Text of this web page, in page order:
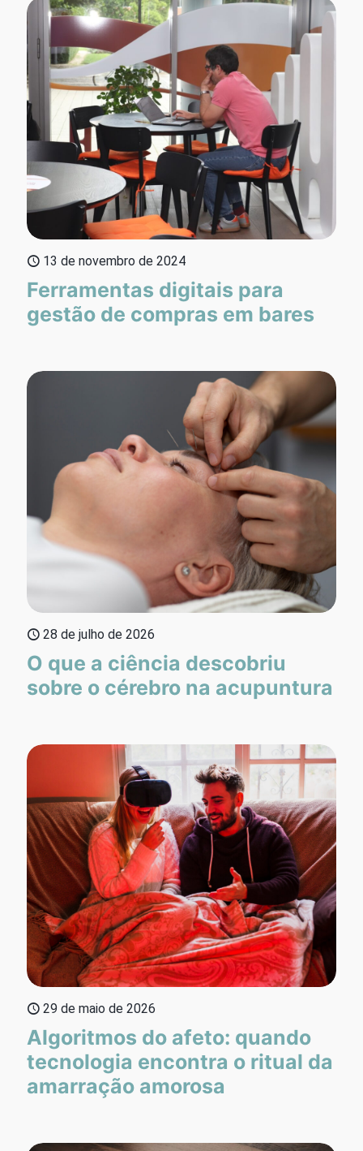
13 de novembro de 2024
Ferramentas digitais para
gestão de compras em bares
28 de julho de 2026
O que a ciência descobriu
sobre o cérebro na acupuntura
29 de maio de 2026
Algoritmos do afeto: quando
tecnologia encontra o ritual da
amarração amorosa